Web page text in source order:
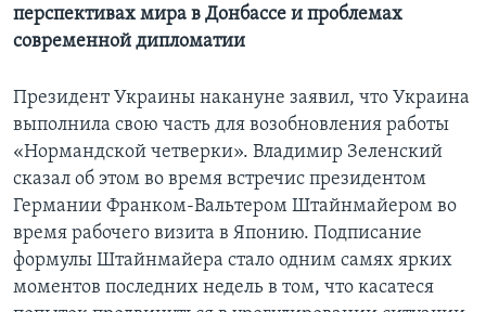
перспективах мира в Донбассе и проблемах
современной дипломатии
Президент Украины накануне заявил, что Украина
выполнила свою часть для возобновления работы
«Нормандской четверки». Владимир Зеленский
сказал об этом во время встречис президентом
Германии Франком-Вальтером Штайнмайером во
время рабочего визита в Японию. Подписание
формулы Штайнмайера стало одним самях ярких
моментов последних недель в том, что касатеся